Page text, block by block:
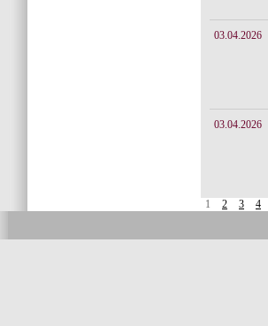
03.04.2026
03.04.2026
1 2 3 4